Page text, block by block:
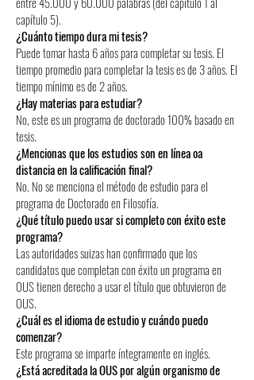
capítulo 5).
¿Cuánto tiempo dura mi tesis?
Puede tomar hasta 6 años para completar su tesis. El
tiempo promedio para completar la tesis es de 3 años. El
tiempo mínimo es de 2 años.
¿Hay materias para estudiar?
No, este es un programa de doctorado 100% basado en
tesis.
¿Mencionas que los estudios son en línea oa
distancia en la calificación final?
No. No se menciona el método de estudio para el
programa de Doctorado en Filosofía.
¿Qué título puedo usar si completo con éxito este
programa?
Las autoridades suizas han confirmado que los
candidatos que completan con éxito un programa en
OUS tienen derecho a usar el título que obtuvieron de
OUS.
¿Cuál es el idioma de estudio y cuándo puedo
comenzar?
Este programa se imparte íntegramente en inglés.
¿Está acreditada la OUS por algún organismo de